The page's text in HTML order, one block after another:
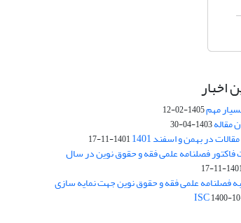
اخبار
مهم1405-02-12
مقاله1403-04-30
در بهمن و اسفند 1401 1401-11-17
فاکتور فصلنامه علمی فقه و حقوق نوین در سال
1401-
فصلنامه علمی فقه و حقوق نوین جهت نمایه سازی
1400-